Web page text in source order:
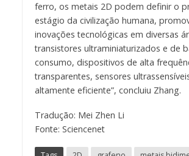
ferro, os metais 2D podem definir o
estágio da civilização humana,
inovações tecnológicas em diversas
transistores ultraminiaturizados e de
consumo, dispositivos de alta
transparentes, sensores
altamente eficiente”, concluiu Zhang.
Tradução: Mei Zhen Li
Fonte: Sciencenet